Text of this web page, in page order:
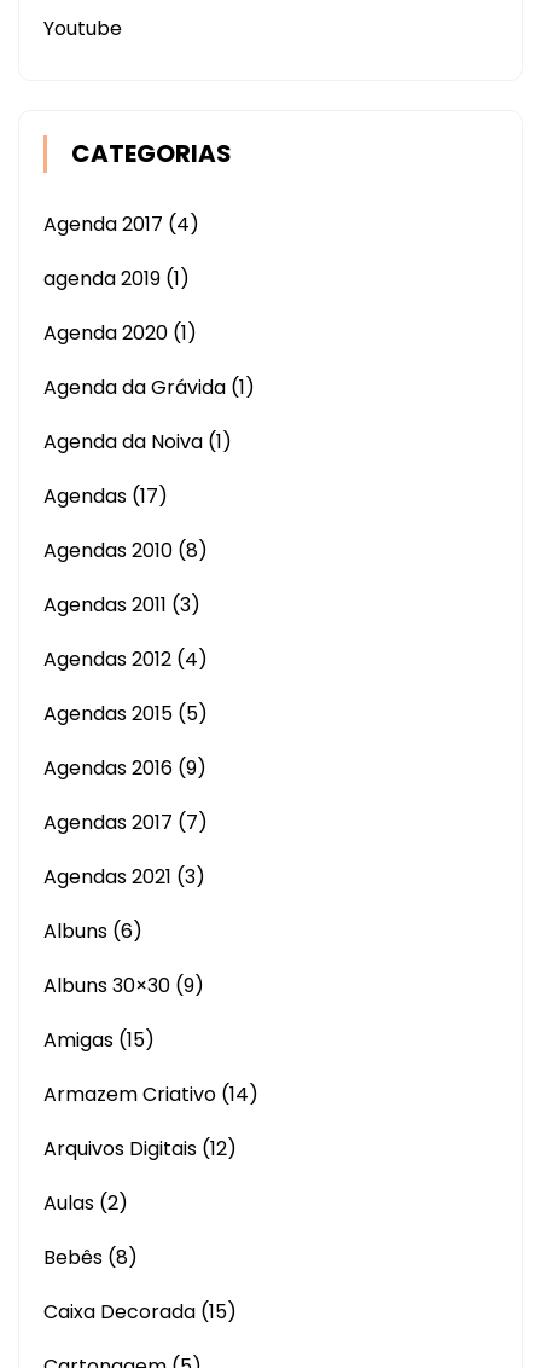
Youtube
CATEGORIAS
Agenda 2017 (4)
agenda 2019 (1)
Agenda 2020 (1)
Agenda da Grávida (1)
Agenda da Noiva (1)
Agendas (17)
Agendas 2010 (8)
Agendas 2011 (3)
Agendas 2012 (4)
Agendas 2015 (5)
Agendas 2016 (9)
Agendas 2017 (7)
Agendas 2021 (3)
Albuns (6)
Albuns 30×30 (9)
Amigas (15)
Armazem Criativo (14)
Arquivos Digitais (12)
Aulas (2)
Bebês (8)
Caixa Decorada (15)